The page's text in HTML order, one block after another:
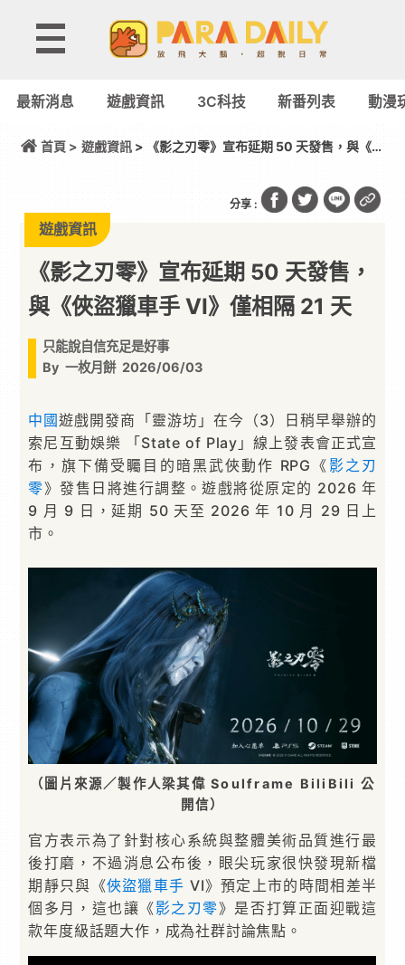
最新消息 遊戲資訊 3C科技 新番列表 動漫
首頁 > 遊戲資訊> 《影之刃零》宣布延期 50 天發售，與《俠
分享 :
遊戲資訊
《影之刃零》宣布延期 50 天發售，
與《俠盜獵車手 VI》僅相隔 21 天
只能說自信充足是好事
By 一枚月餅 2026/06/03
中國遊戲開發商「靈游坊」在今（3）日稍早舉辦的
索尼互動娛樂 「State of Play」線上發表會正式宣
布，旗下備受矚目的暗黑武俠動作 RPG《 影之刃
零》發售日將進行調整。遊戲將從原定的 2026 年
9 月 9 日，延期 50 天至 2026 年 10 月 29 日上
市。
（圖片來源／製作人梁其偉 Soulframe BiliBili 公
開信）
官方表示為了針對核心系統與整體美術品質進行最
後打磨，不過消息公布後，眼尖玩家很快發現新檔
期靜只與《俠盜獵車手 VI》預定上市的時間相差半
個多月，這也讓《影之刃零》是否打算正面迎戰這
款年度級話題大作，成為社群討論焦點。